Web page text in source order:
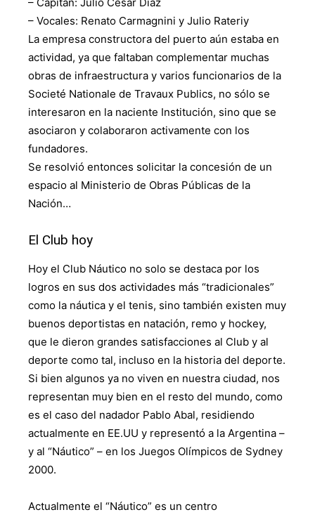
– Vocales: Renato Carmagnini y Julio Rateriy
La empresa constructora del puerto aún estaba en
actividad, ya que faltaban complementar muchas
obras de infraestructura y varios funcionarios de la
Societé Nationale de Travaux Publics, no sólo se
interesaron en la naciente Institución, sino que se
asociaron y colaboraron activamente con los
fundadores.
Se resolvió entonces solicitar la concesión de un
espacio al Ministerio de Obras Públicas de la
Nación…
El Club hoy
Hoy el Club Náutico no solo se destaca por los
logros en sus dos actividades más “tradicionales”
como la náutica y el tenis, sino también existen muy
buenos deportistas en natación, remo y hockey,
que le dieron grandes satisfacciones al Club y al
deporte como tal, incluso en la historia del deporte.
Si bien algunos ya no viven en nuestra ciudad, nos
representan muy bien en el resto del mundo, como
es el caso del nadador Pablo Abal, residiendo
actualmente en EE.UU y representó a la Argentina –
y al “Náutico” – en los Juegos Olímpicos de Sydney
2000.
Actualmente el “Náutico” es un centro